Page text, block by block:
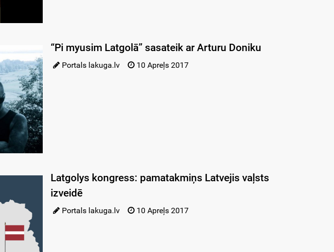
“Pi myusim Latgolā” sasateik ar Arturu Doniku
Portals lakuga.lv 10 Apreļs 2017
Latgolys kongress: pamatakmiņs Latvejis vaļsts
izveidē
Portals lakuga.lv 10 Apreļs 2017